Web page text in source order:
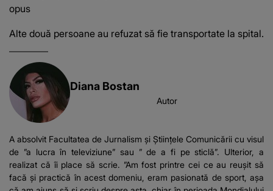
opus
Alte două persoane au refuzat să fie transportate la spital.
Diana Bostan
Autor
A absolvit Facultatea de Jurnalism și Științele Comunicării cu visul
de ”a lucra în televiziune” sau ” de a fi pe sticlă”. Ulterior, a
realizat că îi place să scrie. ”Am fost printre cei ce au reușit să
facă și practică în acest domeniu, eram pasionată de sport, așa